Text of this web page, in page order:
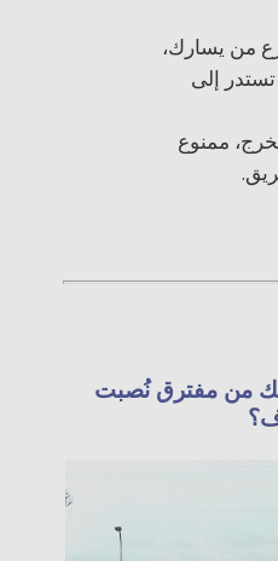
من يسارك،
إلى
ممنوع
من مفترق نُصبت